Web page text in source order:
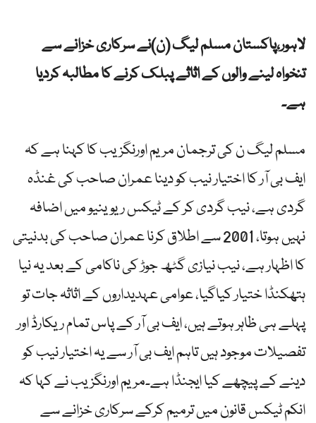
لاہور،پاکستان مسلم لیگ (ن)نے سرکاری خزانے سے
تنخواہ لینے والوں کے اثاثے پبلک کرنے کا مطالبہ کردیا
ہے۔
مسلم لیگ ن کی ترجمان مریم اورنگزیب کا کہنا ہے کہ
ایف بی آر کا اختیار نیب کو دینا عمران صاحب کی غنڈہ
گردی ہے، نیب گردی کر کے ٹیکس ریوینیو میں اضافہ
نہیں ہوتا، 2001 سے اطلاق کرنا عمران صاحب کی بدنیتی
کا اظہار ہے، نیب نیازی گٹھ جوڑ کی ناکامی کے بعد یہ نیا
ہتھکنڈا ختیار کیاگیا، عوامی عہدیداروں کے اثاثہ جات تو
پہلے ہی ظاہر ہوتے ہیں، ایف بی آر کے پاس تمام ریکارڈ اور
تفصیلات موجود ہیں تاہم ایف بی آر سے یہ اختیار نیب کو
دینے کے پیچھے کیا ایجنڈا ہے۔مریم اورنگزیب نے کہا کہ
انکم ٹیکس قانون میں ترمیم کرکے سرکاری خزانے سے